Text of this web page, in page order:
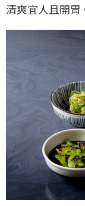
清爽宜人且開胃